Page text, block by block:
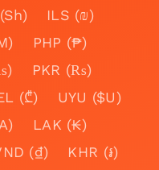
ILS (₪)
PHP (₱)
PKR (₨)
(₾)
UYU ($U)
LAK (₭)
(₫)
KHR (៛)